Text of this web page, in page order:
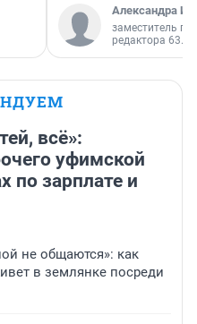
Александра
заместитель
редактора 63.RU
всё»:
уфимской
по зарплате и
не общаются»: как
в землянке посреди